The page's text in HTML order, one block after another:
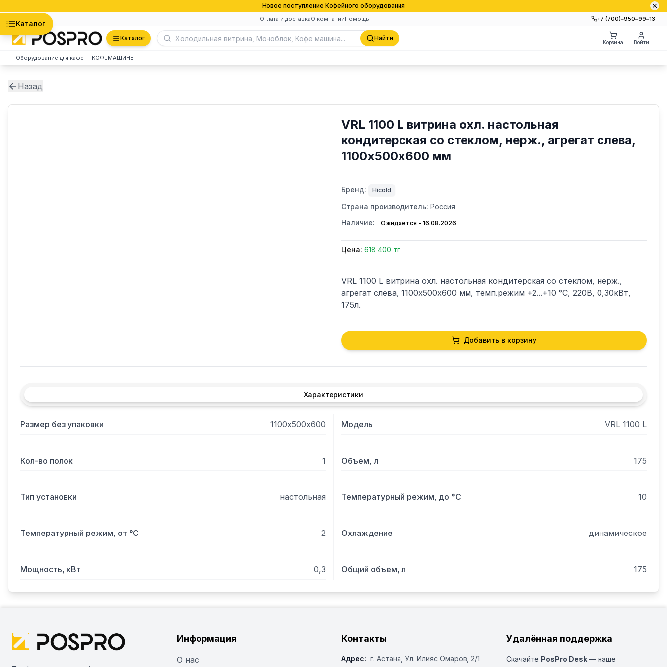
Новое поступление Кофейного оборудования
Оплата и доставкаО компанииПомощь +7 (700)‒950‒99‒13
Каталог
Каталог Найти
Корзина Войти
Оборудование для кафе КОФЕМАШИНЫ
Назад
VRL 1100 L витрина охл. настольная
кондитерская со стеклом, нерж., агрегат слева,
1100х500х600 мм
Бренд: Hicold
Страна производитель: Россия
Наличие:
Ожидается - 16.08.2026
Цена: 618 400 тг
VRL 1100 L витрина охл. настольная кондитерская со стеклом, нерж.,
агрегат слева, 1100х500х600 мм, темп.режим +2...+10 °С, 220В, 0,30кВт,
175л.
Добавить в корзину
Характеристики
Размер без упаковки 1100х500х600 Модель VRL 1100 L
Кол-во полок 1 Объем, л 175
Тип установки настольная Температурный режим, до °С 10
Температурный режим, от °С 2 Охлаждение динамическое
Мощность, кВт 0,3 Общий объем, л 175
Информация
О нас
Контакты
Адрес: г. Астана, ​Ул. Илияс Омаров, 2/1
Удалённая поддержка
Скачайте PosPro Desk — наше